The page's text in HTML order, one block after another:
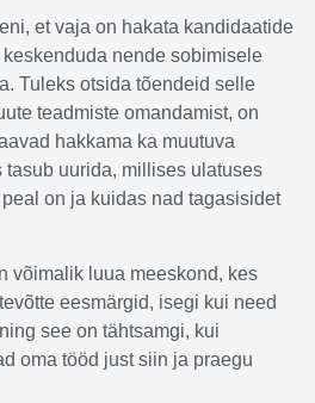
et vaja on hakata kandidaatide
nende sobimisele
Tuleks otsida tõendeid selle
teadmiste omandamist, on
hakkama ka muutuva
uurida, millises ulatuses
on ja kuidas nad tagasisidet
võimalik luua meeskond, kes
eesmärgid, isegi kui need
see on tähtsamgi, kui
oma tööd just siin ja praegu